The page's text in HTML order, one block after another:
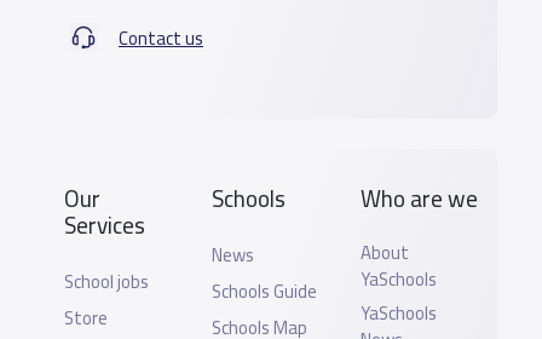
Contact us
Our
Services
School jobs
Store
Schools
News
Schools Guide
Schools Map
Who are we
About
YaSchools
YaSchools